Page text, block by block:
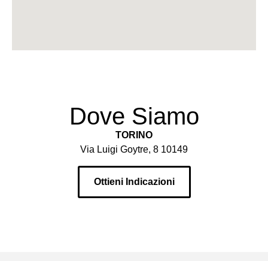
Dove Siamo
TORINO
Via Luigi Goytre, 8 10149
Ottieni Indicazioni